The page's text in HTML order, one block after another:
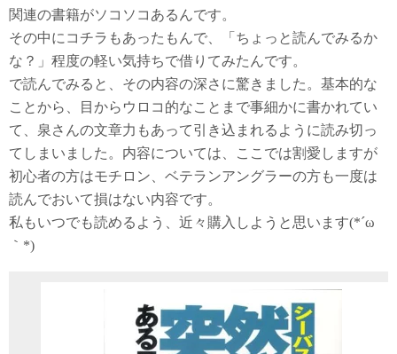
関連の書籍がソコソコあるんです。
その中にコチラもあったもんで、「ちょっと読んでみるか
な？」程度の軽い気持ちで借りてみたんです。
で読んでみると、その内容の深さに驚きました。基本的な
ことから、目からウロコ的なことまで事細かに書かれてい
て、泉さんの文章力もあって引き込まれるように読み切っ
てしまいました。内容については、ここでは割愛しますが
初心者の方はモチロン、ベテランアングラーの方も一度は
読んでおいて損はない内容です。
私もいつでも読めるよう、近々購入しようと思います(*´ω
｀*)